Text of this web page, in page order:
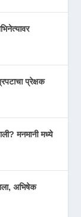
प्रेक्षक
मनमानी मध्ये
अभिषेक